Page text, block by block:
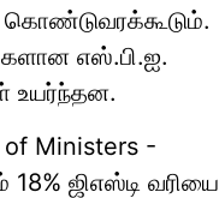
கொண்டுவரக்கூடும்.
எஸ்.பி.ஐ.
உயர்ந்தன.
Ministers -
ஜிஎஸ்டி வரியை